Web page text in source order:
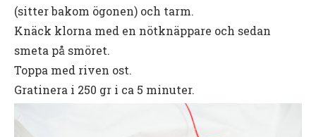
(sitter bakom ögonen) och tarm.
Knäck klorna med en nötknäppare och sedan
smeta på smöret.
Toppa med riven ost.
Gratinera i 250 gr i ca 5 minuter.